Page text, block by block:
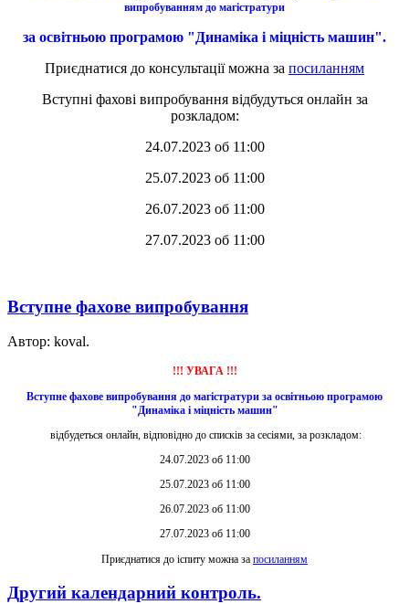
випробуванням до магістратури
за освітньою програмою "Динаміка і міцність машин".
Приєднатися до консультації можна за посиланням
Вступні фахові випробування відбудуться онлайн за
розкладом:
24.07.2023 об 11:00
25.07.2023 об 11:00
26.07.2023 об 11:00
27.07.2023 об 11:00
Вступне фахове випробування
Автор: koval.
!!! УВАГА !!!
Вступне фахове випробування до магістратури за освітньою програмою
"Динаміка і міцність машин"
відбудеться онлайн, відповідно до списків за сесіями, за розкладом:
24.07.2023 об 11:00
25.07.2023 об 11:00
26.07.2023 об 11:00
27.07.2023 об 11:00
Приєднатися до іспиту можна за посиланням
Другий календарний контроль.